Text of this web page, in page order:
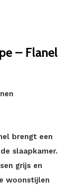
– Flanel
brengt een
slaapkamer.
grijs en
woonstijlen